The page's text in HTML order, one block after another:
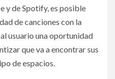
y de Spotify, es posible
de canciones con la
usuario una oportunidad
que va a encontrar sus
de espacios.